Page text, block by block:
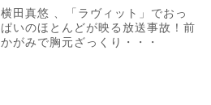
横田真悠 、「ラヴィット」でおっ
ぱいのほとんどが映る放送事故！前
かがみで胸元ざっくり・・・